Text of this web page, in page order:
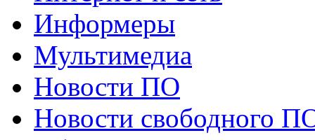
Информеры
Мультимедиа
Новости ПО
Новости свободного